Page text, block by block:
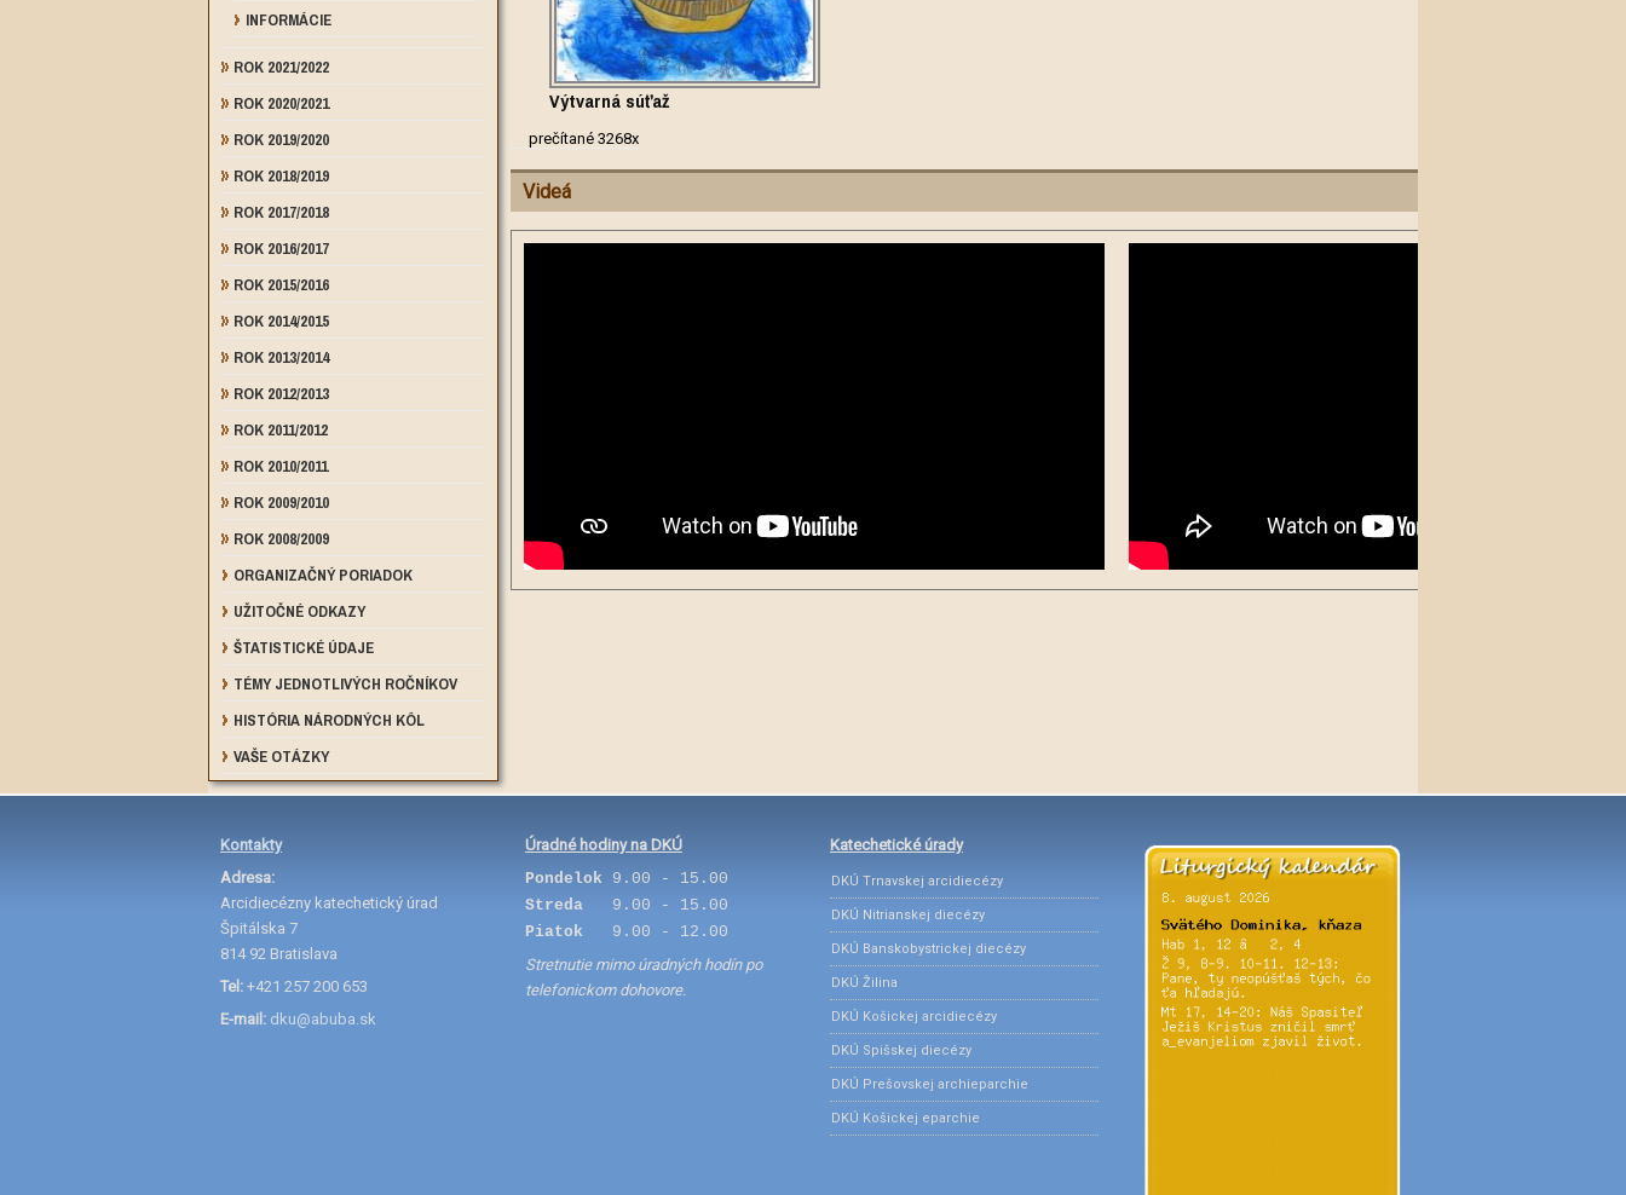
Výtvarná súťaž
prečítané 3268x
Videá
INFORMÁCIE
ROK 2021/2022
ROK 2020/2021
ROK 2019/2020
ROK 2018/2019
ROK 2017/2018
ROK 2016/2017
ROK 2015/2016
ROK 2014/2015
ROK 2013/2014
ROK 2012/2013
ROK 2011/2012
ROK 2010/2011
ROK 2009/2010
ROK 2008/2009
ORGANIZAČNÝ PORIADOK
UŽITOČNÉ ODKAZY
ŠTATISTICKÉ ÚDAJE
TÉMY JEDNOTLIVÝCH ROČNÍKOV
HISTÓRIA NÁRODNÝCH KÔL
VAŠE OTÁZKY
Kontakty
Adresa:
Arcidiecézny katechetický úrad
Špitálska 7
814 92 Bratislava
Tel: +421 257 200 653
E-mail: dku@abuba.sk
Úradné hodiny na DKÚ
Pondelok 9.00 - 15.00
Streda 9.00 - 15.00
Piatok 9.00 - 12.00
Stretnutie mimo úradných hodín po
telefonickom dohovore.
Katechetické úrady
DKÚ Trnavskej arcidiecézy
DKÚ Nitrianskej diecézy
DKÚ Banskobystrickej diecézy
DKÚ Žilina
DKÚ Košickej arcidiecézy
DKÚ Spišskej diecézy
DKÚ Prešovskej archieparchie
DKÚ Košickej eparchie